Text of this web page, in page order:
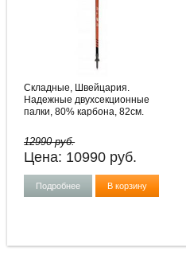
Складные, Швейцария.
Надежные двухсекционные
палки, 80% карбона, 82см.
12990 руб.
Цена: 10990 руб.
Подробнее В корзину